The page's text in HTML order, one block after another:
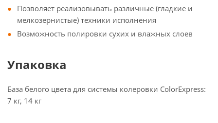
Позволяет реализовывать различные (гладкие и
мелкозернистые) техники исполнения
Возможность полировки сухих и влажных слоев
Упаковка
База белого цвета для системы колеровки ColorExpress:
7 кг, 14 кг